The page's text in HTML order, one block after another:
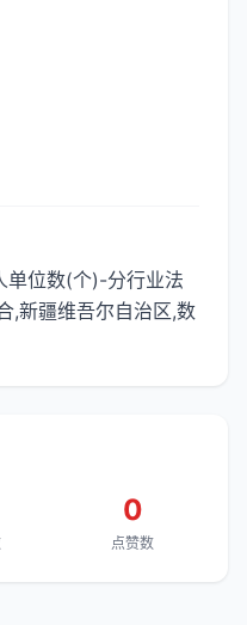
单位数(个)-分行业法
,新疆维吾尔自治区,数
0
点赞数